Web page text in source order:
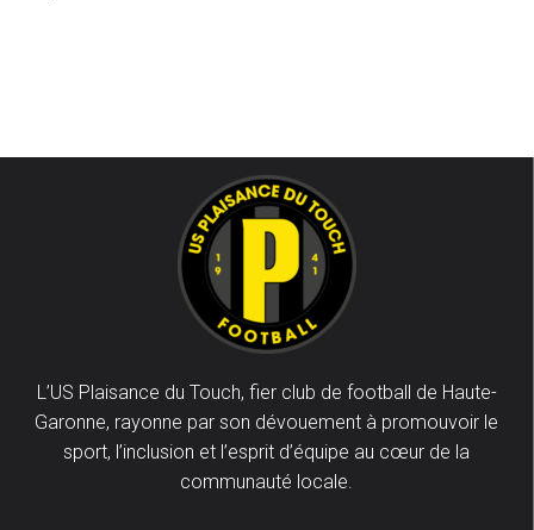
L’US Plaisance du Touch, fier club de football de Haute-
Garonne, rayonne par son dévouement à promouvoir le
sport, l’inclusion et l’esprit d’équipe au cœur de la
communauté locale.